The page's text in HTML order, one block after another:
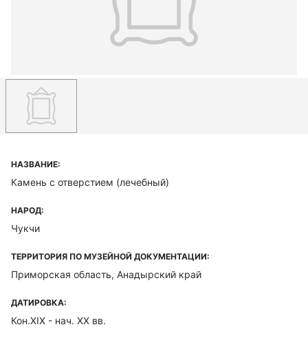
НАЗВАНИЕ:
Камень с отверстием (лечебный)
НАРОД:
Чукчи
ТЕРРИТОРИЯ ПО МУЗЕЙНОЙ ДОКУМЕНТАЦИИ:
Приморская область, Анадырский край
ДАТИРОВКА:
Кон.XIX - нач. XX вв.